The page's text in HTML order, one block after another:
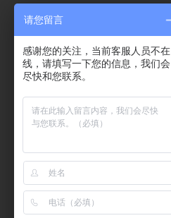
请您留言
感谢您的关注，当前客服人员不在
线，请填写一下您的信息，我们会
尽快和您联系。